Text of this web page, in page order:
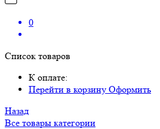
0
Список товаров
К оплате:
Перейти в корзину Оформить
Назад
Все товары категории